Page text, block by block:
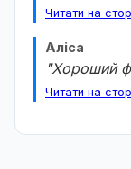
Читати на
Аліса
"Хороший
Читати на